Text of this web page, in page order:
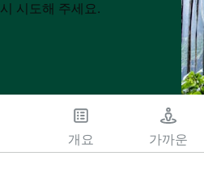
시 시도해 주세요.
개요 가까운